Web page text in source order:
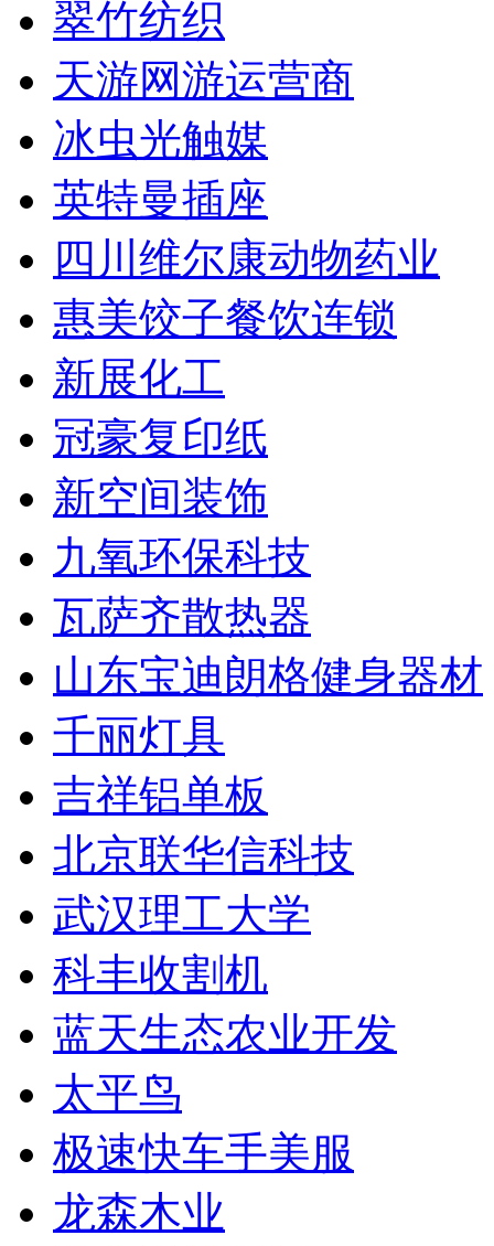
翠竹纺织
天游网游运营商
冰虫光触媒
英特曼插座
四川维尔康动物药业
惠美饺子餐饮连锁
新展化工
冠豪复印纸
新空间装饰
九氧环保科技
瓦萨齐散热器
山东宝迪朗格健身器材
千丽灯具
吉祥铝单板
北京联华信科技
武汉理工大学
科丰收割机
蓝天生态农业开发
太平鸟
极速快车手美服
龙森木业